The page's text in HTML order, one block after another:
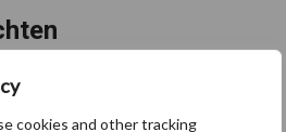
cookies and other tracking
schijven voor kouters”
naar nieuwe marktsegmenten